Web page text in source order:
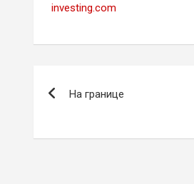
investing.com
записям
На границе